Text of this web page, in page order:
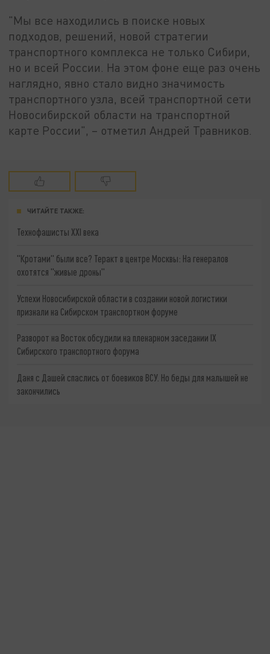
"Мы все находились в поиске новых
подходов, решений, новой стратегии
транспортного комплекса не только Сибири,
но и всей России. На этом фоне еще раз очень
наглядно, явно стало видно значимость
транспортного узла, всей транспортной сети
Новосибирской области на транспортной
карте России", – отметил Андрей Травников.
ЧИТАЙТЕ ТАКЖЕ:
Технофашисты XXI века
"Кротами" были все? Теракт в центре Москвы: На генералов
охотятся "живые дроны"
Успехи Новосибирской области в создании новой логистики
признали на Сибирском транспортном форуме
Разворот на Восток обсудили на пленарном заседании IX
Сибирского транспортного форума
Даня с Дашей спаслись от боевиков ВСУ. Но беды для малышей не
закончились